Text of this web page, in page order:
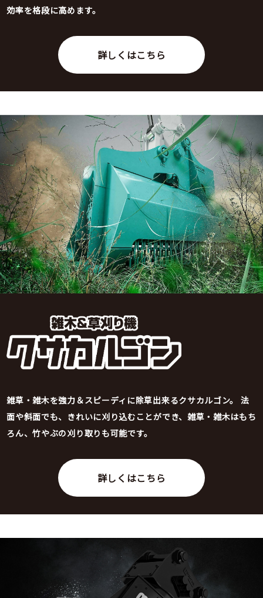
効率を格段に高めます。
詳しくはこちら
雑草・雑木を強力＆スピーディに除草出来るクサカルゴン。
法
面や斜面でも、きれいに刈り込むことができ、雑草・雑木はもち
ろん、竹やぶの刈り取りも可能です。
詳しくはこちら